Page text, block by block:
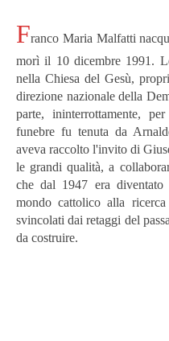
Franco Maria Malfatti
morì il 10 dicembre 1991.
nella Chiesa del Gesù,
direzione nazionale della
parte, ininterrottamente,
funebre fu tenuta da
aveva raccolto l'invito di
le grandi qualità, a
che dal 1947 era
mondo cattolico alla
svincolati dai retaggi del
da costruire.